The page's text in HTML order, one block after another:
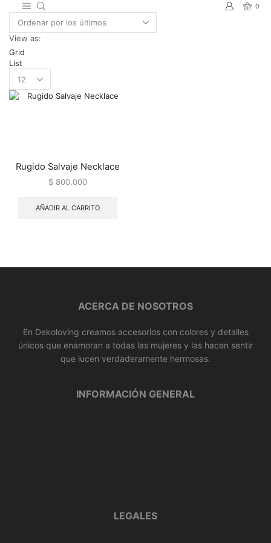
0
View as:
Grid
List
per
page
Rugido Salvaje Necklace
$ 800.000
AÑADIR AL CARRITO
ACERCA DE NOSOTROS
En Dekoloving creamos accesorios con colores y detalles
únicos que enamoran a todas las mujeres y las hacen sentir
que lucen verdaderamente hermosas.
INFORMACIÓN GENERAL
LEGALES